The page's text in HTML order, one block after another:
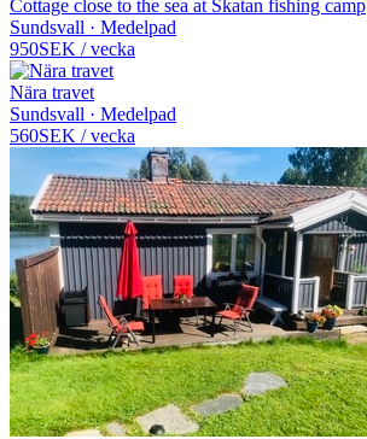
Cottage close to the sea at Skatan fishing camp
Sundsvall · Medelpad
950SEK /vecka
Nära travet
Sundsvall · Medelpad
560SEK /vecka